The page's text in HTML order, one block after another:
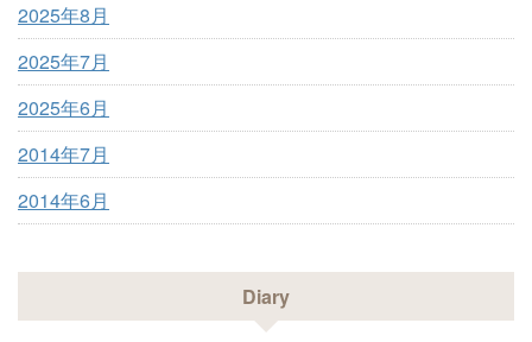
2025年8月
2025年7月
2025年6月
2014年7月
2014年6月
Diary